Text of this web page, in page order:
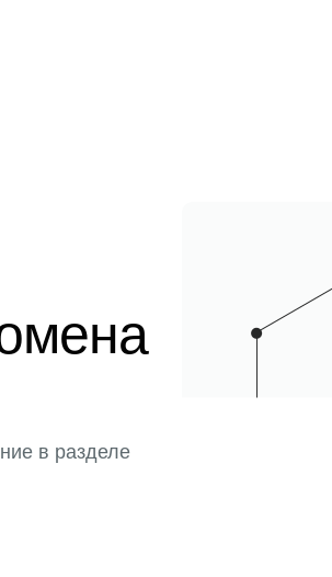
в разделе